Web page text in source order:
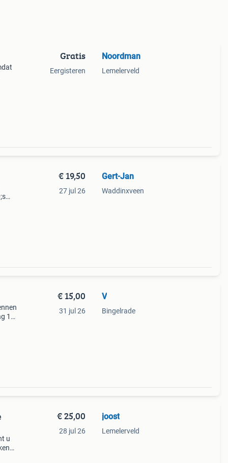
Gratis
Eergisteren
Noordman
Lemelerveld
€ 19,50
27 jul 26
Gert-Jan
Waddinxveen
1
€ 15,00
31 jul 26
V
Bingelrade
u
€ 25,00
28 jul 26
joost
Lemelerveld